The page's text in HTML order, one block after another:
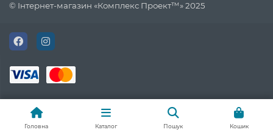
© Інтернет-магазин «Комплекс Проект™» 2025
Головна Каталог Пошук Кошик